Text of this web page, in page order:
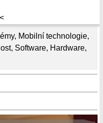
, Mobilní technologie,
, Software, Hardware,